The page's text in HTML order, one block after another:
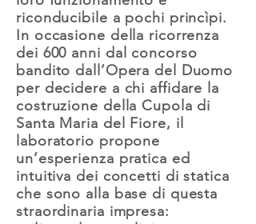
riconducibile a pochi princìpi.
In occasione della ricorrenza
dei 600 anni dal concorso
bandito dall’Opera del Duomo
per decidere a chi affidare la
costruzione della Cupola di
Santa Maria del Fiore, il
laboratorio propone
un’esperienza pratica ed
intuitiva dei concetti di statica
che sono alla base di questa
straordinaria impresa: